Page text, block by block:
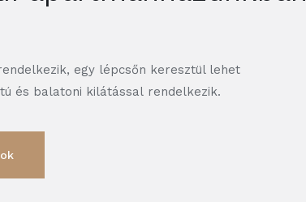
egy lépcsőn keresztül lehet
és balatoni kilátással rendelkezik.